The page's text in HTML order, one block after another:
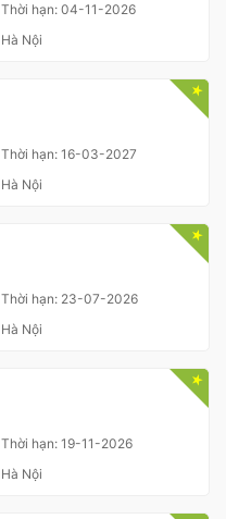
Thời hạn: 04-11-2026
Hà Nội
Thời hạn: 16-03-2027
Hà Nội
Thời hạn: 23-07-2026
Hà Nội
Thời hạn: 19-11-2026
Hà Nội